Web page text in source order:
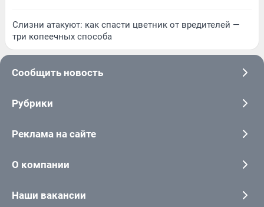
Слизни атакуют: как спасти цветник от вредителей —
три копеечных способа
Сообщить новость
Рубрики
Реклама на сайте
О компании
Наши вакансии